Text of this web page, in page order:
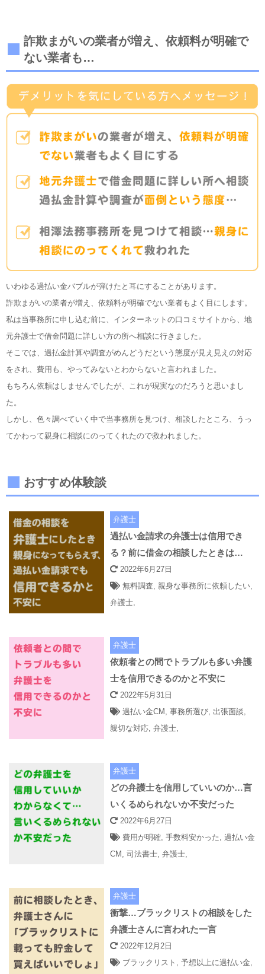
詐欺まがいの業者が増え、依頼料が明確で
ない業者も…
いわゆる過払い金バブルが弾けたと耳にすることがあります。
詐欺まがいの業者が増え、依頼料が明確でない業者もよく目にします。
私は当事務所に申し込む前に、インターネットの口コミサイトから、地
元弁護士で借金問題に詳しい方の所へ相談に行きました。
そこでは、過払金計算や調査がめんどうだという態度が見え見えの対応
をされ、費用も、やってみないとわからないと言われました。
もちろん依頼はしませんでしたが、これが現実なのだろうと思いまし
た。
しかし、色々調べていく中で当事務所を見つけ、相談したところ、うっ
てかわって親身に相談にのってくれたので救われました。
おすすめ体験談
弁護士
過払い金請求の弁護士は信用でき
る？前に借金の相談したときは…
2022年6月27日
無料調査,親身な事務所に依頼したい,
弁護士,
弁護士
依頼者との間でトラブルも多い弁護
士を信用できるのかと不安に
2022年5月31日
過払い金CM ,事務所選び 出張面談
親切な対応 ,弁護士
弁護士
どの弁護士を信用していいのか…言
いくるめられないか不安だった
2022年6月27日
費用が明確 ,手数料安かった ,過払い金
CM
,司法書士 ,弁護士
弁護士
衝撃…ブラックリストの相談をした
弁護士さんに言われた一言
2022年12月2日
ブラックリスト ,予想以上に過払い金,